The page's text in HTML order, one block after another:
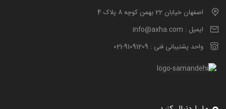
اصفهان خیابان 22 بهمن کوچه 8 پلاک 4
ایمیل : info@axha.com
واحد پشتیبانی فنی : 021-91091209